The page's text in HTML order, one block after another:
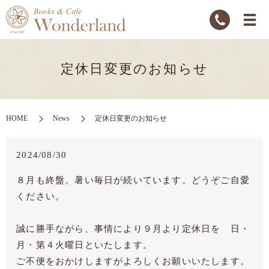
定休日変更のお知らせ
HOME News 定休日変更のお知らせ
2024/08/30
８月も終盤。暑い毎日が続いています。どうぞご自愛
ください。
誠に勝手ながら、事情により９月より定休日を 日・
月・第４火曜日といたします。
ご不便をおかけしますがよろしくお願いいたします。